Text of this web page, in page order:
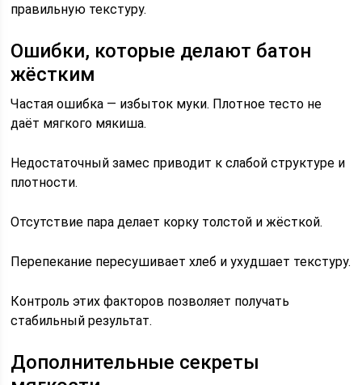
правильную текстуру.
Ошибки, которые делают батон
жёстким
Частая ошибка — избыток муки. Плотное тесто не
даёт мягкого мякиша.
Недостаточный замес приводит к слабой структуре и
плотности.
Отсутствие пара делает корку толстой и жёсткой.
Перепекание пересушивает хлеб и ухудшает текстуру.
Контроль этих факторов позволяет получать
стабильный результат.
Дополнительные секреты